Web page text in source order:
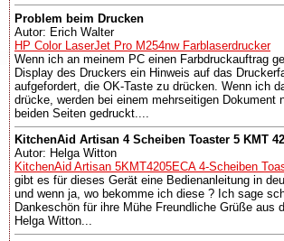
Problem beim Drucken
Autor: Erich Walter
HP Color LaserJet Pro M254nw Farblaserdrucker
Wenn ich an meinem PC einen Farbdruckauftrag
Display des Druckers ein Hinweis auf das
aufgefordert, die OK-Taste zu drücken. Wenn ich
drücke, werden bei einem mehrseitigen Dokument
beiden Seiten gedruckt....
KitchenAid Artisan 4 Scheiben Toaster 5 KMT
Autor: Helga Witton
KitchenAid Artisan 5KMT4205ECA 4-Scheiben
gibt es für dieses Gerät eine Bedienanleitung in
und wenn ja, wo bekomme ich diese ? Ich sage
Dankeschön für ihre Mühe Freundliche Grüße aus
Helga Witton...